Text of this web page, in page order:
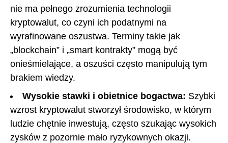
nie ma pełnego zrozumienia technologii
kryptowalut, co czyni ich podatnymi na
wyrafinowane oszustwa. Terminy takie jak
„blockchain” i „smart kontrakty” mogą być
onieśmielające, a oszuści często manipulują tym
brakiem wiedzy.
Wysokie stawki i obietnice bogactwa: Szybki
wzrost kryptowalut stworzył środowisko, w którym
ludzie chętnie inwestują, często szukając wysokich
zysków z pozornie mało ryzykownych okazji.